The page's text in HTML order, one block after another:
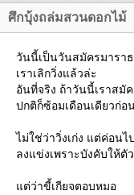
ศึกบุ้งถล่มสวนดอกไม้
วันนี้เป็นวันสมัครมารา
เราเลิกวิ่งแล้วล่ะ
อันที่จริง ถ้าวันนี้เราสมั
ปกติก็ซ้อมเดือนเดียวก่อ
ไม่ใช่ว่าวิ่งเก่ง แต่ค่อนไ
ลงแข่งเพราะบังคับให้ตั
ต่ว่าขี้เกียจตอบหมอ